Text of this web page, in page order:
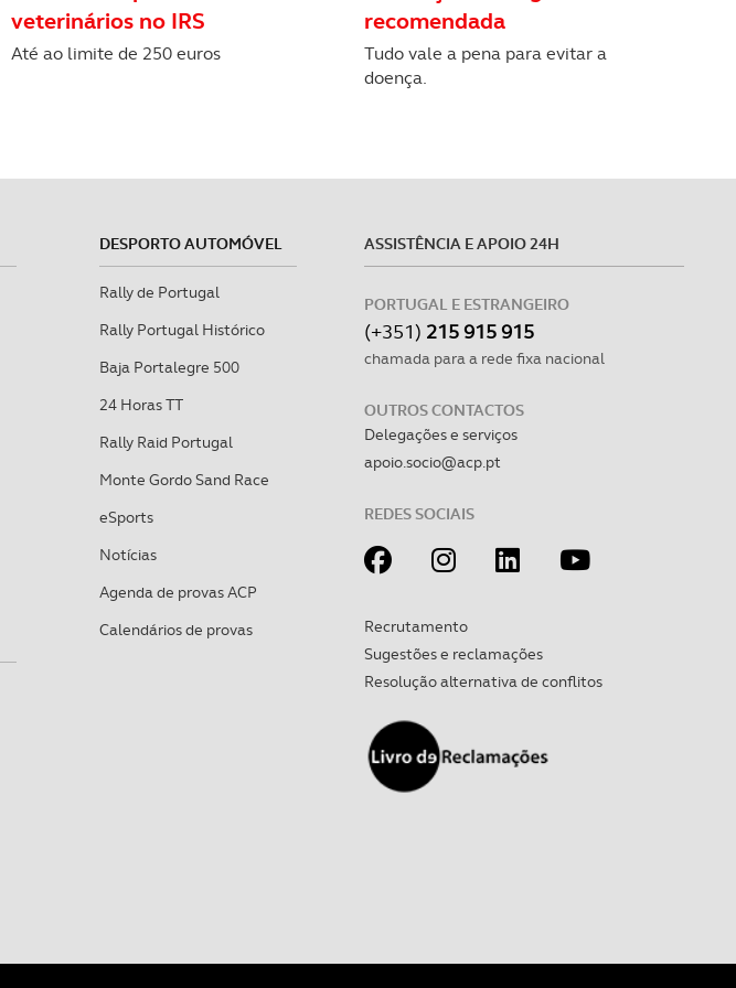
veterinários no IRS
Até ao limite de 250 euros
recomendada
Tudo vale a pena para evitar a
doença.
DESPORTO AUTOMÓVEL
Rally de Portugal
Rally Portugal Histórico
Baja Portalegre 500
24 Horas TT
Rally Raid Portugal
Monte Gordo Sand Race
eSports
Notícias
Agenda de provas ACP
Calendários de provas
ASSISTÊNCIA E APOIO 24H
PORTUGAL E ESTRANGEIRO
(+351) 215 915 915
chamada para a rede fixa nacional
OUTROS CONTACTOS
Delegações e serviços
apoio.socio@acp.pt
REDES SOCIAIS
Recrutamento
Sugestões e reclamações
Resolução alternativa de conflitos